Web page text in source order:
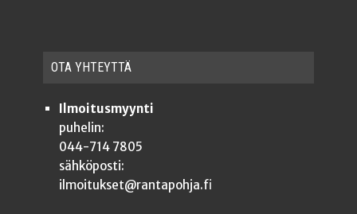
OTA YHTEYT­TÄ
Ilmoitusmyynti
puhelin:
044-714 7805
sähköposti:
ilmoitukset@rantapohja.fi